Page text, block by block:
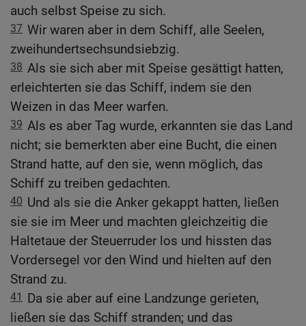
auch selbst Speise zu sich.
37 Wir waren aber in dem Schiff, alle Seelen,
zweihundertsechsundsiebzig.
38 Als sie sich aber mit Speise gesättigt hatten,
erleichterten sie das Schiff, indem sie den
Weizen in das Meer warfen.
39 Als es aber Tag wurde, erkannten sie das Land
nicht; sie bemerkten aber eine Bucht, die einen
Strand hatte, auf den sie, wenn möglich, das
Schiff zu treiben gedachten.
40 Und als sie die Anker gekappt hatten, ließen
sie sie im Meer und machten gleichzeitig die
Haltetaue der Steuerruder los und hissten das
Vordersegel vor den Wind und hielten auf den
Strand zu.
41 Da sie aber auf eine Landzunge gerieten,
ließen sie das Schiff stranden; und das